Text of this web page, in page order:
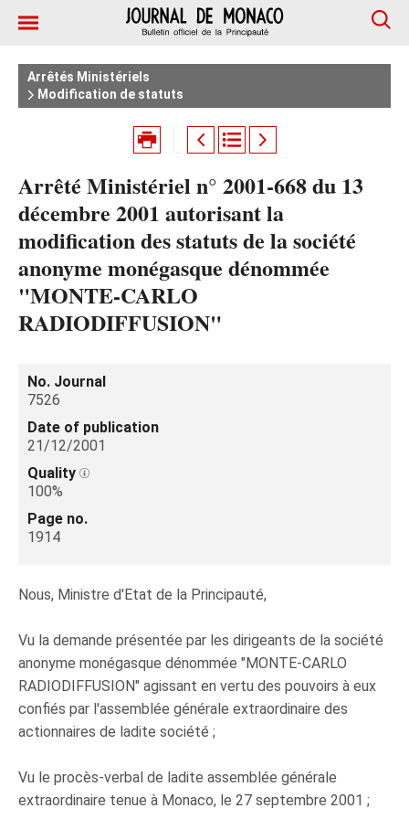
Arrêtés Ministériels
Modification de statuts
Arrêté Ministériel n° 2001-668 du 13
décembre 2001 autorisant la
modification des statuts de la société
anonyme monégasque dénommée
"MONTE-CARLO
RADIODIFFUSION"
No. Journal
7526
Date of publication
21/12/2001
Quality
100%
Page no.
1914
Nous, Ministre d'Etat de la Principauté,
Vu la demande présentée par les dirigeants de la société
anonyme monégasque dénommée "MONTE-CARLO
RADIODIFFUSION" agissant en vertu des pouvoirs à eux
confiés par l'assemblée générale extraordinaire des
actionnaires de ladite société ;
Vu le procès-verbal de ladite assemblée générale
extraordinaire tenue à Monaco, le 27 septembre 2001 ;